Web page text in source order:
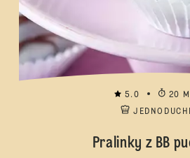
5.0
20
Pralinky z BB